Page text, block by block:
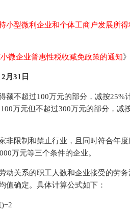
小型微利企业和个体工商户发展所
微企业普惠性税收减免政策的通知
月31日
额不超过100万元的部分，减按
万元但不超过300万元的部分，减
非限制和禁止行业，且同时符合年
万元等三个条件的企业。
动关系的职工人数和企业接受的劳
值确定。具体计算公式如下：